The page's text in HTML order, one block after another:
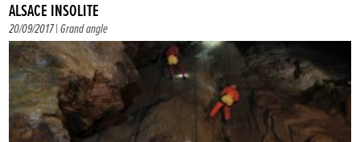
ALSACE INSOLITE
20/09/2017 |Grand angle